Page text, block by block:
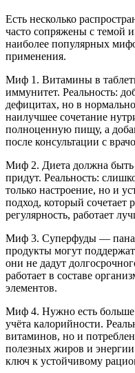
Есть несколько
часто сопряжены с темой
наиболее популярных
применения.
Миф 1. Витамины в
иммунитет. Реальность:
дефицитах, но в
наилучшее сочетание
полноценную пищу, а
после консультации с
Миф 2. Диета должна быть
придут. Реальность:
только настроение, но и
подход, который сочетает
регулярность, работает
Миф 3. Суперфуды —
продукты могут
они не дадут
работает в составе
элементов.
Миф 4. Нужно есть больше
учёта калорийности.
витаминов, но и
полезных жиров и
ключ к устойчивому